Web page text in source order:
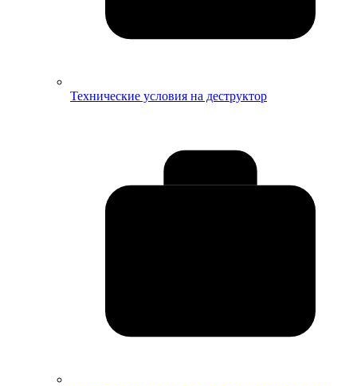
Технические условия на деструктор